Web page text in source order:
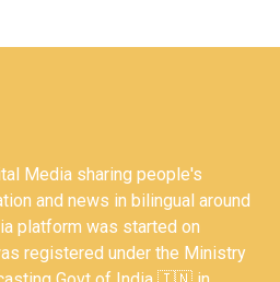
Media sharing people's
and news in bilingual around
platform was started on
registered under the Ministry